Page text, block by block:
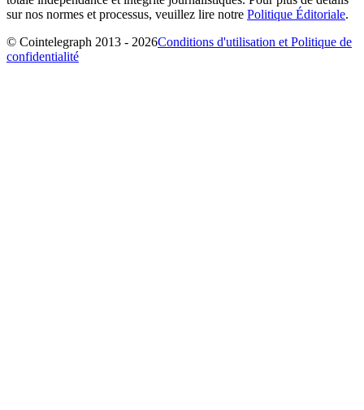
sur nos normes et processus, veuillez lire notre Politique Éditoriale.
© Cointelegraph 2013 - 2026Conditions d'utilisation et Politique de
confidentialité